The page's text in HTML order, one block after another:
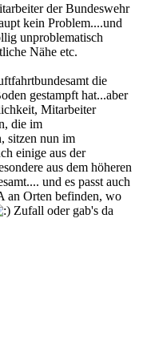
der Bundeswehr
kein Problem....und
unproblematisch
Nähe etc.
die
gestampft hat...aber
Mitarbeiter
die im
sitzen nun im
einige aus der
aus dem höheren
und es passt auch
an Orten befinden, wo
Zufall oder gab's da